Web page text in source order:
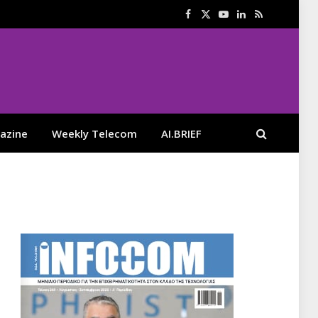
Facebook
X
YouTube
LinkedIn
RSS
Weekly Telecom AI.BRIEF